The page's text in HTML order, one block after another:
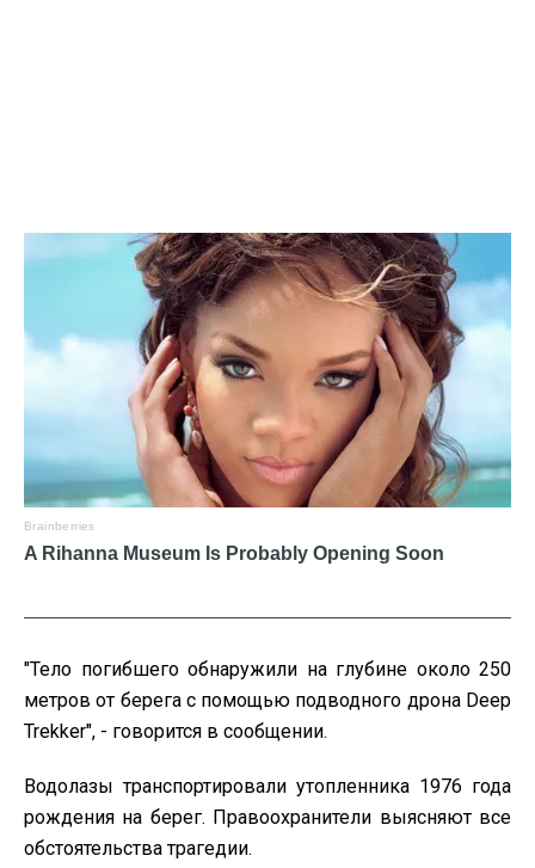
"Тело погибшего обнаружили на глубине около 250
метров от берега с помощью подводного дрона Deep
Trekker", - говорится в сообщении.
Водолазы транспортировали утопленника 1976 года
рождения на берег. Правоохранители выясняют все
обстоятельства трагедии.